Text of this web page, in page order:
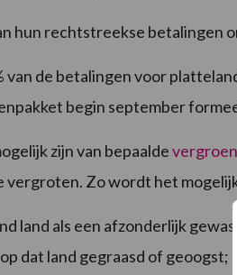
hun rechtstreekse betalingen
van de betalingen voor
begin september
zijn van bepaalde
vergroten. Zo wordt het
land als een afzonderlijk
dat land gegraasd of geoogst;